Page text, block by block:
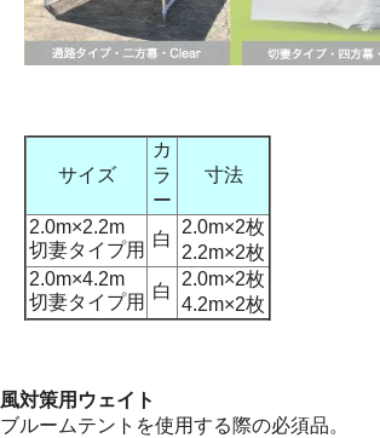
サイズ
カ
ラ
ー
寸法
2.0m×2.2m
切妻タイプ用
白
2.0m×2枚
2.2m×2枚
2.0m×4.2m
切妻タイプ用
白
2.0m×2枚
4.2m×2枚
風対策用ウェイト
ブルームテントを使用する際の必須品。